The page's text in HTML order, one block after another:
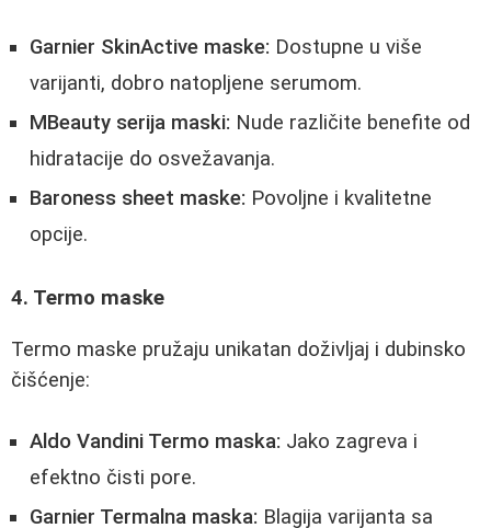
Garnier SkinActive maske: Dostupne u više
varijanti, dobro natopljene serumom.
MBeauty serija maski: Nude različite benefite od
hidratacije do osvežavanja.
Baroness sheet maske: Povoljne i kvalitetne
opcije.
4. Termo maske
Termo maske pružaju unikatan doživljaj i dubinsko
čišćenje:
Aldo Vandini Termo maska: Jako zagreva i
efektno čisti pore.
Garnier Termalna maska: Blagija varijanta sa